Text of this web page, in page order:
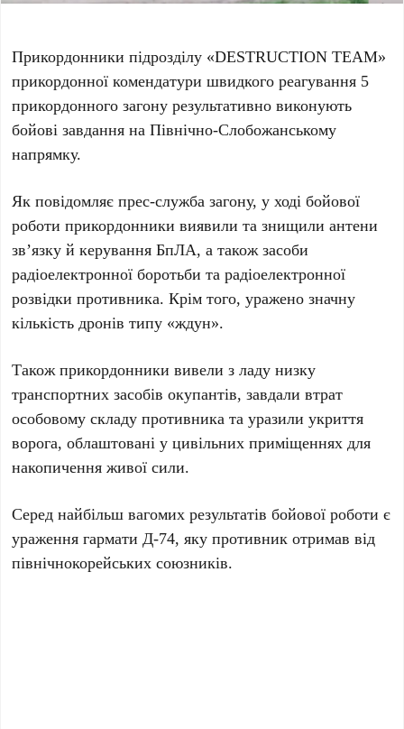
Прикордонники підрозділу «DESTRUCTION TEAM»
прикордонної комендатури швидкого реагування 5
прикордонного загону результативно виконують
бойові завдання на Північно-Слобожанському
напрямку.
Як повідомляє прес-служба загону, у ході бойової
роботи прикордонники виявили та знищили антени
зв’язку й керування БпЛА, а також засоби
радіоелектронної боротьби та радіоелектронної
розвідки противника. Крім того, уражено значну
кількість дронів типу «ждун».
Також прикордонники вивели з ладу низку
транспортних засобів окупантів, завдали втрат
особовому складу противника та уразили укриття
ворога, облаштовані у цивільних приміщеннях для
накопичення живої сили.
Серед найбільш вагомих результатів бойової роботи є
ураження гармати Д-74, яку противник отримав від
північнокорейських союзників.